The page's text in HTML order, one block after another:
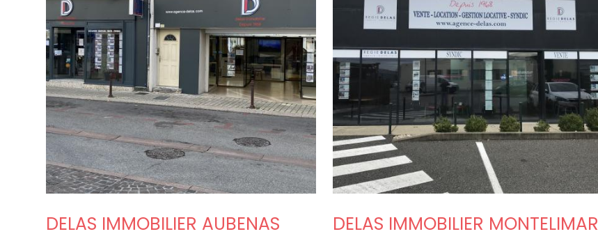
VOIR L'AGENCE
DELAS IMMOBILIER AUBENAS
VOIR L'AGENCE
DELAS IMMOBILIER MONTELIMAR